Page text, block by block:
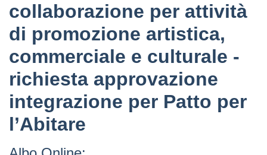
collaborazione per attività
di promozione artistica,
commerciale e culturale -
richiesta approvazione
integrazione per Patto per
l’Abitare